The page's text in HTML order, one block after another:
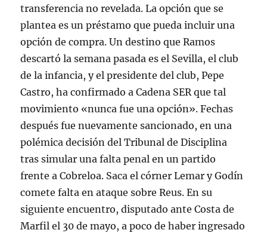
transferencia no revelada. La opción que se
plantea es un préstamo que pueda incluir una
opción de compra. Un destino que Ramos
descartó la semana pasada es el Sevilla, el club
de la infancia, y el presidente del club, Pepe
Castro, ha confirmado a Cadena SER que tal
movimiento «nunca fue una opción». Fechas
después fue nuevamente sancionado, en una
polémica decisión del Tribunal de Disciplina
tras simular una falta penal en un partido
frente a Cobreloa. Saca el córner Lemar y Godín
comete falta en ataque sobre Reus. En su
siguiente encuentro, disputado ante Costa de
Marfil el 30 de mayo, a poco de haber ingresado